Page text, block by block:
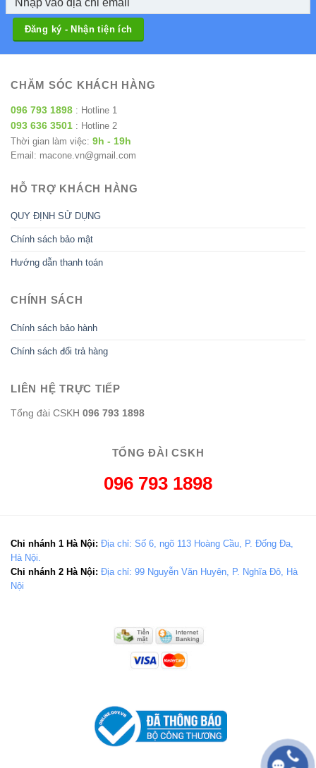
CHĂM SÓC KHÁCH HÀNG
096 793 1898 : Hotline 1
093 636 3501 : Hotline 2
Thời gian làm việc: 9h - 19h
Email: macone.vn@gmail.com
HỖ TRỢ KHÁCH HÀNG
QUY ĐỊNH SỬ DỤNG
Chính sách bảo mật
Hướng dẫn thanh toán
CHÍNH SÁCH
Chính sách bảo hành
Chính sách đổi trả hàng
LIÊN HỆ TRỰC TIẾP
Tổng đài CSKH 096 793 1898
TỔNG ĐÀI CSKH
096 793 1898
Chi nhánh 1 Hà Nội: Địa chỉ: Số 6, ngõ 113 Hoàng Cầu, P. Đống Đa,
Hà Nội.
Chi nhánh 2 Hà Nội: Địa chỉ: 99 Nguyễn Văn Huyên, P. Nghĩa Đô, Hà
Nội